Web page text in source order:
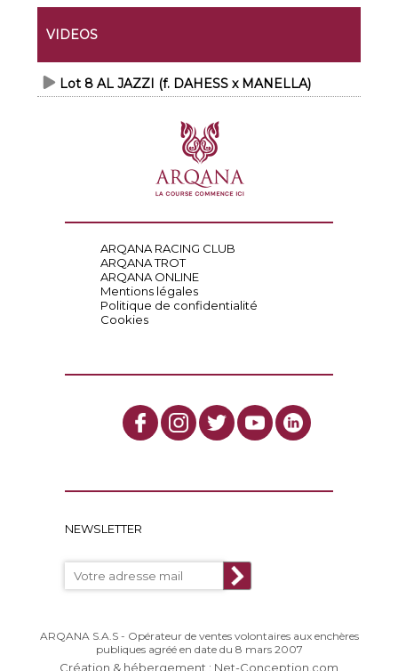
VIDEOS
Lot 8 AL JAZZI (f. DAHESS x MANELLA)
ARQANA RACING CLUB
ARQANA TROT
ARQANA ONLINE
Mentions légales
Politique de confidentialité
Cookies
NEWSLETTER
ARQANA S.A.S - Opérateur de ventes volontaires aux enchères
publiques agréé en date du 8 mars 2007
Création & hébergement : Net-Conception.com